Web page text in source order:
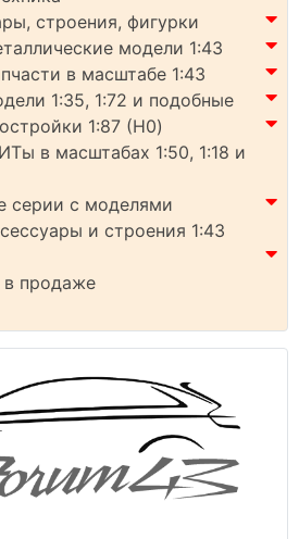
строения, фигурки
модели 1:43
в масштабе 1:43
1:35, 1:72 и подобные
1:87 (H0)
в масштабах 1:50, 1:18 и
серии с моделями
и строения 1:43
продаже